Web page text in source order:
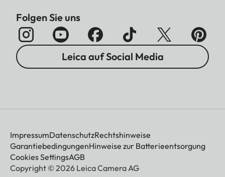
Folgen Sie uns
Leica auf Social Media
ImpressumDatenschutzRechtshinweise
GarantiebedingungenHinweise zur Batterieentsorgung
Cookies SettingsAGB
Copyright © 2026 Leica Camera AG